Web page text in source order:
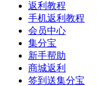
返利教程
手机返利教程
会员中心
集分宝
新手帮助
商城返利
签到送集分宝